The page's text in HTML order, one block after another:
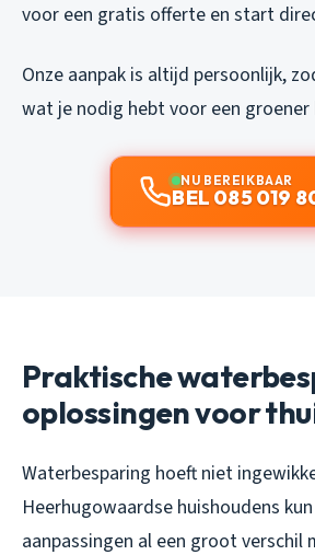
voor een gratis offerte en start
Onze aanpak is altijd persoonlijk,
wat je nodig hebt voor een groener
NU BEREIKBAAR
BEL 085 019
Praktische
oplossingen voor
Waterbesparing hoeft niet
Heerhugowaardse huishoudens
aanpassingen al een groot verschil